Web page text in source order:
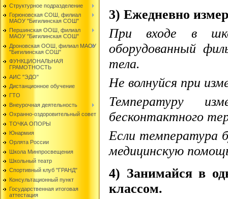
Структурное подразделение
Горюновская СОШ, филиал
МАОУ "Бигилинская СОШ"
Першинская ООШ, филиал
МАОУ "Бигилинская СОШ"
Дроновская ООШ, филиал МАОУ
"Бигилинская СОШ"
ФУНКЦИОНАЛЬНАЯ
ГРАМОТНОСТЬ
АИС "ЭДО"
Дистанционное обучение
ГТО
Внеурочная деятельность
Охранно-оздоровительный совет
ТОЧКА ОПОРЫ
Юнармия
Орлята России
Школа Минпросвещения
Школьный театр
Спортивный клуб "ГРАНД"
Консультационный пункт
Государственная итоговая
аттестация
3) Ежедневно
При входе в
оборудованный
тела.
Не волнуйся при
Температуру
бесконтактного
Если температура
медицинскую
4) Занимайся в
классом.